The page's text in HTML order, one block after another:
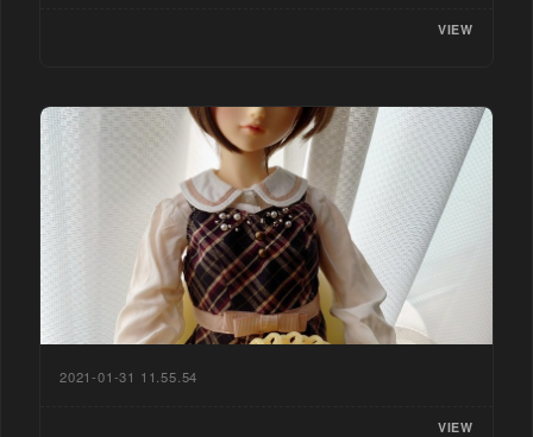
VIEW
2021-01-31 11.55.54
VIEW